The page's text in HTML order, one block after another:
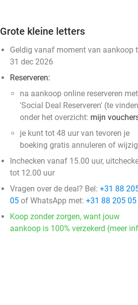
Grote kleine letters
Geldig vanaf moment van aankoop
31 dec 2026
Reserveren:
na aankoop online reserveren met
'Social Deal Reserveren' (te vinden
onder het overzicht: mijn
je kunt tot 48 uur van tevoren je
boeking gratis annuleren of
Inchecken vanaf 15.00 uur,
tot 12.00 uur
Vragen over de deal? Bel: +31 88
05 of WhatsApp met: +31 88 205
Koop zonder zorgen, want jouw
aankoop is 100% verzekerd (meer